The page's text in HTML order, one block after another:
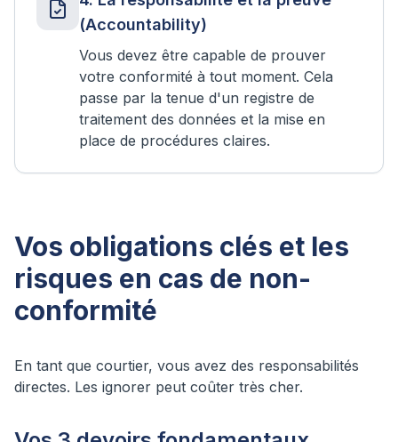
(Accountability)
Vous devez être capable de prouver
votre conformité à tout moment. Cela
passe par la tenue d'un registre de
traitement des données et la mise en
place de procédures claires.
Vos obligations clés et les
risques en cas de non-
conformité
En tant que courtier, vous avez des responsabilités
directes. Les ignorer peut coûter très cher.